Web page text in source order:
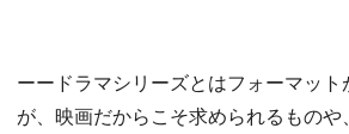
ーードラマシリーズとはフォーマッ
が、映画だからこそ求められるもの